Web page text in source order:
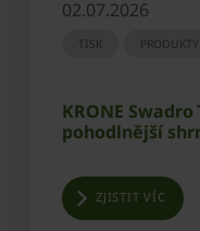
02.07.2026
TISK PRODUKTY
KRONE Swadro
pohodlnější
ZJISTIT VÍC